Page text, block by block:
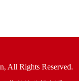
All Rights Reserved.